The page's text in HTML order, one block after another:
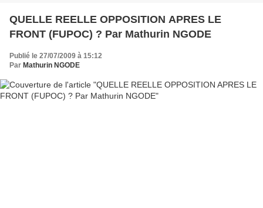
QUELLE REELLE OPPOSITION APRES LE
FRONT (FUPOC) ? Par Mathurin NGODE
Publié le 27/07/2009 à 15:12
Par Mathurin NGODE